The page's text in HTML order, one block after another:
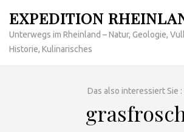
Inhalt
springen
(Enter
EXPEDITION
Unterwegs im Rheinland – Natur, Geologie,
Historie, Kulinarisches
Das also interessiert Sie :